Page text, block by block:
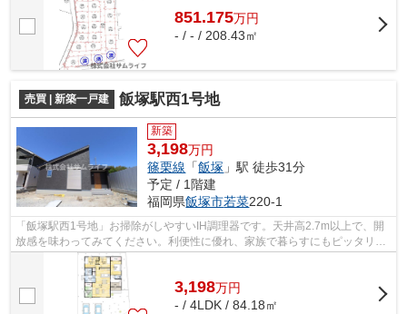
851.175万円
- / - / 208.43㎡
売買 | 新築一戸建 飯塚駅西1号地
新築
3,198万円
篠栗線 「飯塚 」駅 徒歩31分
予定 / 1階建
福岡県飯塚市若菜220-1
「飯塚駅西1号地」お掃除がしやすいIH調理器です。天井高2.7m以上で、開
放感を味わってみてください。利便性に優れ、家族で暮らすにもピッタリな
4LDKです。この物件は広々としたシステ...
3,198万円
- / 4LDK / 84.18㎡